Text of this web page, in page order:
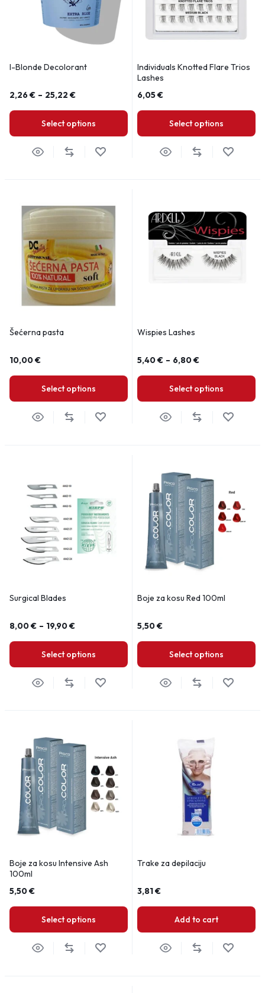
I-Blonde Decolorant
2,26€ – 25,22 €
Select options
Individuals Knotted Flare Trios
Lashes
6,05€
Select options
Šećerna pasta
10,00€
Select options
Wispies Lashes
5,40€ – 6,80€
Select options
Surgical Blades
8,00€ – 19,90€
Select options
Boje za kosu Red 100ml
5,50€
Select options
Boje za kosu Intensive Ash
100ml
5,50€
Select options
Trake za depilaciju
3,81€
Add to cart